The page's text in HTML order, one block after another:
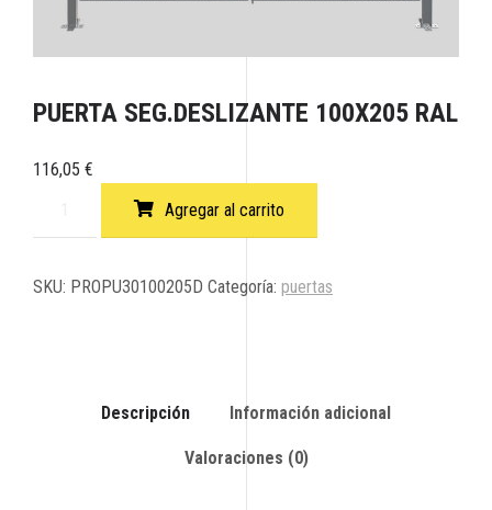
PUERTA SEG.DESLIZANTE 100X205 RAL
116,05 €
Agregar al carrito
SKU: PROPU30100205D Categoría: puertas
Descripción Información adicional
Valoraciones (0)